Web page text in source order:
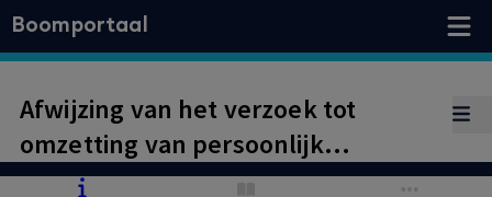
Boomportaal
Afwijzing van het verzoek tot
omzetting van persoonlijk
faillissement van vennoten